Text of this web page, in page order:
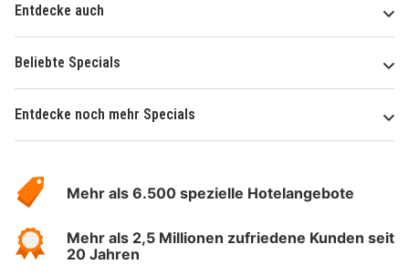
Entdecke auch
Beliebte Specials
Entdecke noch mehr Specials
Hotelspecials
Mehr als 6.500 spezielle Hotelangebote
Mehr als 2,5 Millionen zufriedene Kunden seit
20 Jahren